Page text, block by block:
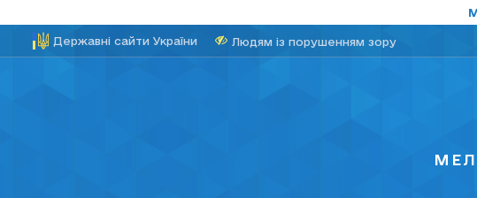
Державні сайти України Людям із порушенням зору